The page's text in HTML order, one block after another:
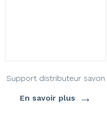
Support distributeur savon
En savoir plus →